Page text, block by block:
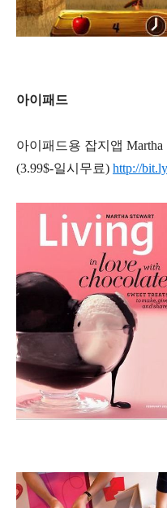
아이패드
아이패드용 잡지앱 Martha
(3.99$-일시무료) http://